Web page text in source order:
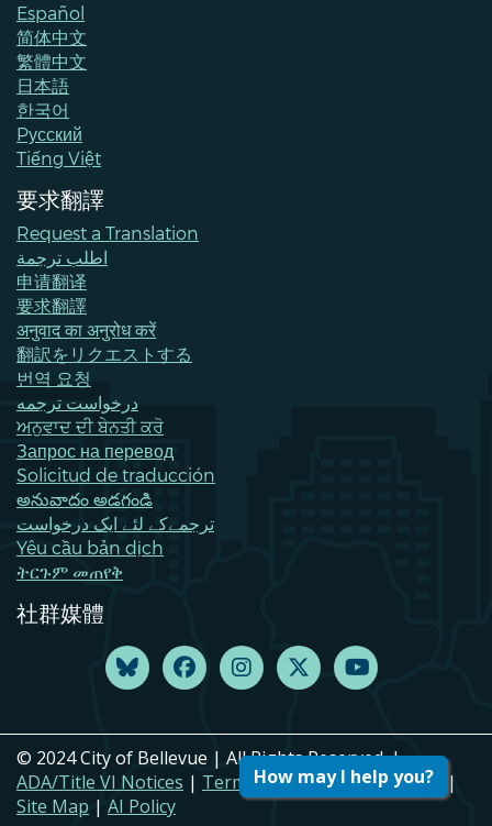
How may I help you?
Español
简体中文
繁體中文
日本語
한국어
Pусский
Tiếng Việt
要求翻譯
Request a Translation
اطلب ترجمة
申请翻译
要求翻譯
अनुवाद का अनुरोध करें
翻訳をリクエストする
번역 요청
درخواست ترجمه
ਅਨੁਵਾਦ ਦੀ ਬੇਨਤੀ ਕਰੋ
Запрос на перевод
Solicitud de traducción
అనువాదం అడగండి
ترجمےکے لئے ایک درخواست
Yêu cầu bản dịch
ትርጉም መጠየቅ
社群媒體
© 2024 City of Bellevue | All Rights Reserved. |
ADA/Title VI Notices | Terms of Use|Privacy Policy
|
Site Map | AI Policy